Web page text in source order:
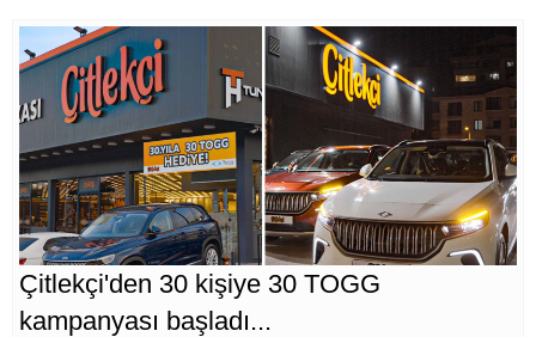
Çitlekçi'den 30 kişiye 30 TOGG
kampanyası başladı...